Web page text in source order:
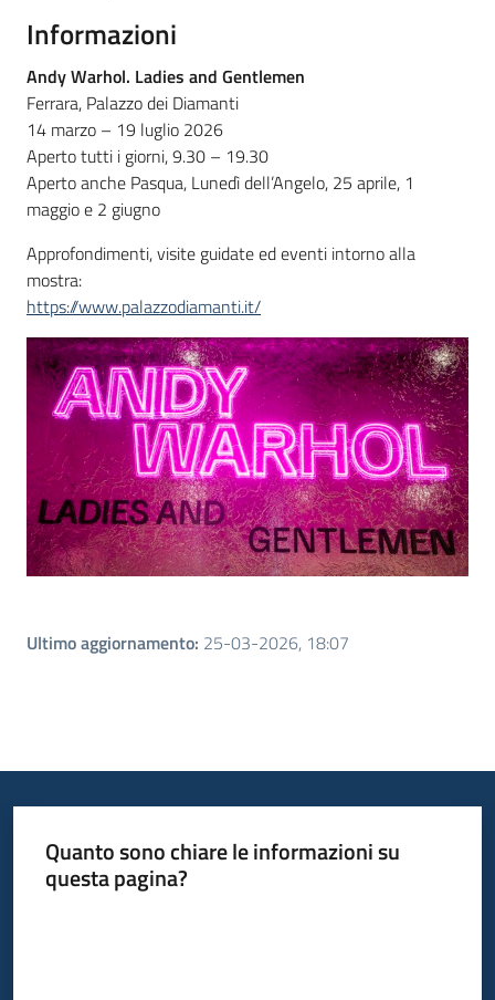
Informazioni
Andy Warhol. Ladies and Gentlemen
Ferrara, Palazzo dei Diamanti
14 marzo – 19 luglio 2026
Aperto tutti i giorni, 9.30 – 19.30
Aperto anche Pasqua, Lunedì dell’Angelo, 25 aprile, 1
maggio e 2 giugno
Approfondimenti, visite guidate ed eventi intorno alla
mostra:
https://www.palazzodiamanti.it/
Ultimo aggiornamento: 25-03-2026, 18:07
Quanto sono chiare le informazioni su
questa pagina?